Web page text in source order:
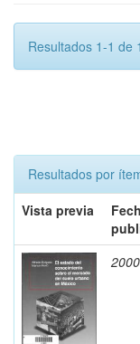
Resultados 1-1 de
Resultados por
Vista previa
2000